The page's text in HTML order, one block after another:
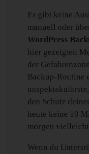
Es gibt keine
manuell oder
WordPress
hier gezeigten
der
Backup-Routine
den Schutz
heute keine 10
morgen
Wenn du